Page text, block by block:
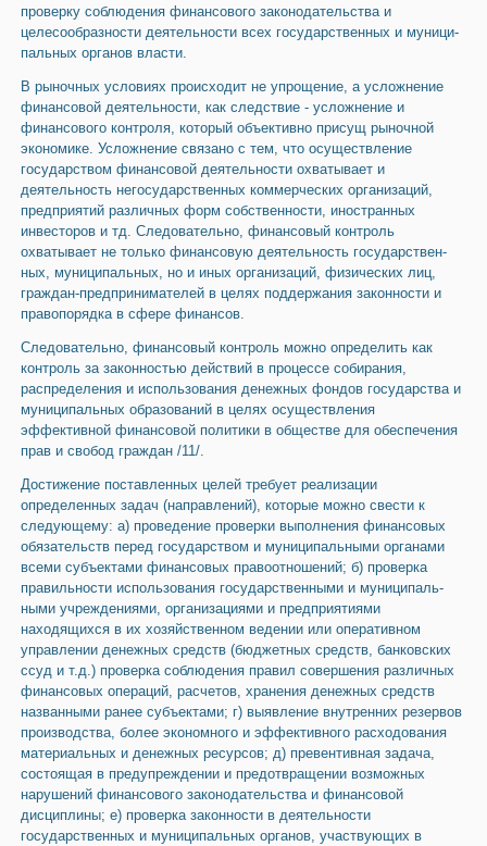
проверку соблюдения финансового законодательства и
целесообразнос­ти деятельности всех государственных и муници­
пальных органов власти.
В рыночных условиях происходит не упроще­ние, а усложнение
финансовой деятельности, как следствие - усложнение и
финансового контроля, который объективно присущ рыночной
экономи­ке. Усложнение связано с тем, что осуществление
государством финансовой деятельности охватыва­ет и
деятельность негосударственных коммерчес­ких организаций,
предприятий различных форм собственности, иностранных
инвесторов и тд. Следовательно, финансовый контроль
охватывает не только финансовую деятельность государствен­
ных, муниципальных, но и иных организаций, физических лиц,
граждан-предпринимателей в целях поддержания законности и
правопорядка в сфере финансов.
Следовательно, финансовый контроль можно определить как
контроль за законностью действий в процессе собирания,
распределения и использо­вания денежных фондов государства и
муниципальных образований в целях осуществления
эффективной финансовой политики в обществе для обеспе­чения
прав и свобод граждан /11/.
Достижение поставленных целей требует реализации
определенных за­дач (направлений), которые можно свести к
следующему: а) проведение проверки выполнения финансовых
обязательств перед государством и му­ниципальными органами
всеми субъектами финансовых правоотношений; б) проверка
правильности использования государственными и муниципаль­
ными учреждениями, организациями и предприятиями
находящихся в их хозяйственном ведении или оперативном
управлении денежных средств (бюджетных средств, банковских
ссуд и т.д.) проверка соблюдения пра­вил совершения различных
финансовых операций, расчетов, хранения де­нежных средств
названными ранее субъектами; г) выявление внутренних резервов
производства, более экономного и эффективного расходования
ма­териальных и денежных ресурсов; д) превентивная задача,
состоящая в пре­дупреждении и предотвращении возможных
нарушений финансового зако­нодательства и финансовой
дисциплины; е) проверка законности в деятельности
государственных и муниципальных органов, участвующих в